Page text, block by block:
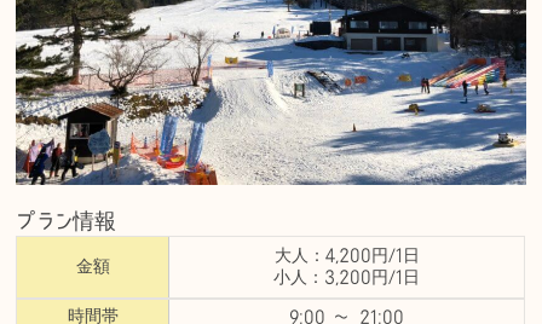
プラン情報
金額
大人： 4,200円 /1日
小人： 3,200円 /1日
時間帯 9:00 〜 21:00